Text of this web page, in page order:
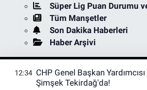
Süper Lig Puan Durumu
Tüm Manşetler
Son Dakika Haberleri
Haber Arşivi
12:34 CHP Genel Başkan
Şimşek Tekirdağ'da!